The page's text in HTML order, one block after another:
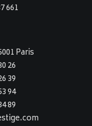
661
Paris
26
39
94
89